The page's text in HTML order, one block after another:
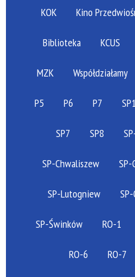
KOK Kino
Biblioteka KCUS
MZK Współdziałamy
P5 P6 P7 SP1
SP7 SP8
SP-Chwaliszew SP-
SP-Lutogniew
SP-Świnków RO-1
RO-6 RO-7